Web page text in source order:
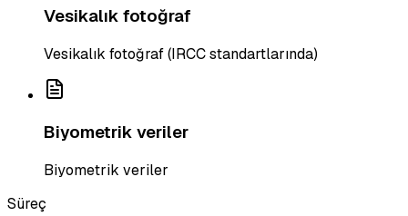
Vesikalık fotoğraf
Vesikalık fotoğraf (IRCC standartlarında)
Biyometrik veriler
Biyometrik veriler
Süreç